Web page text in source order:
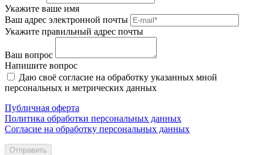
Укажите ваше имя
Ваш адрес электронной почты
Укажите правильный адрес почты
Ваш вопрос
Напишите вопрос
Даю своё согласие на обработку указанных мной
персональных и метрических данных
Публичная оферта
Политика обработки персональных данных
Согласие на обработку персональных данных
Отправить